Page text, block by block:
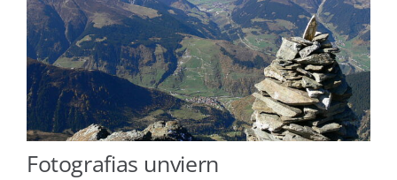
Fotografias unviern